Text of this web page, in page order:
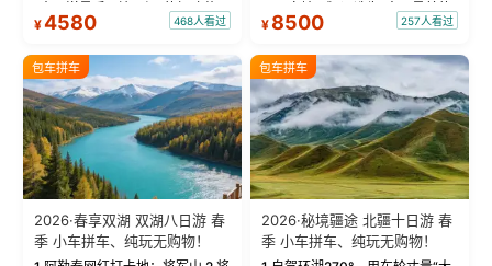
“大西洋最后一滴眼泪”的极致蔚
蓝。 赛湖旅拍：甄选多款风格服
绝美瞬间。 赛湖坦克300跟车视
频：专业摄影师...
¥4580 468人看过
国国家地理》评选为“中国最美的
三大雅丹”第一名的克拉玛依魔鬼
瓦人最大村落——禾木村，欣赏
晨雾与小木...
¥ 8500 257人看过
包车拼车
2026·春享双湖 双湖八日游 春
季 小车拼车、纯玩无购物！
包车拼车
2026·秘境疆途 北疆十日游 春
季 小车拼车、纯玩无购物！